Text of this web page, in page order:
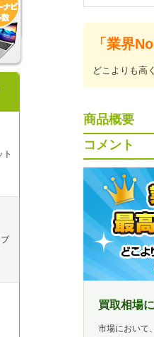
「業界
どこよりも高
商品概要
コメント
買取相場
市場において